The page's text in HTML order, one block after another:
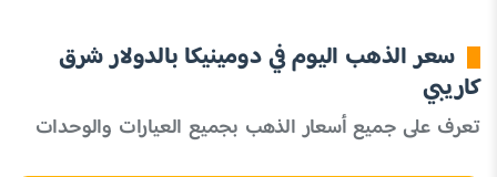
سعر الذهب اليوم في دومينيكا بالدولار شرق
كاريبي
تعرف على جميع أسعار الذهب بجميع العيارات والوحدات